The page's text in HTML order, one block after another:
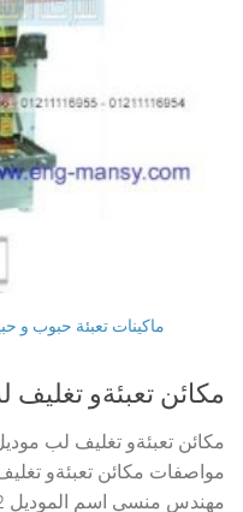
ماكينات تعبئة حبوب و
مكائن تعبئةو تغليف